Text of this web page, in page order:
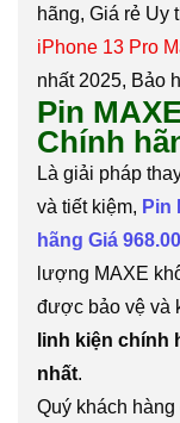
hãng, Giá rẻ Uy
iPhone 13 Pro
nhất 2025, Bảo
Pin
Chính
Là giải pháp
và tiết kiệm, Pin
hãng Giá
lượng MAXE
được bảo vệ và
linh kiện chính
nhất.
Quý khách